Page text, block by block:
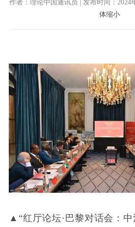
作者：理论中国通讯员 | 发布时间：2024
体缩小
▲“红厅论坛·巴黎对话会：